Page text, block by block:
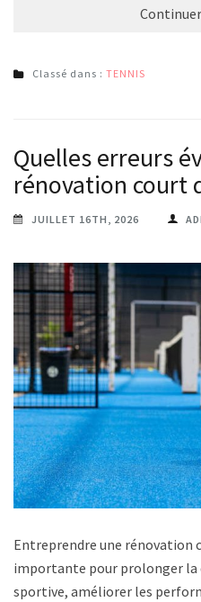
Classé dans : TENNIS
Quelles erreurs
rénovation court
JUILLET 16TH, 2026
Entreprendre une rénovation
importante pour prolonger la
sportive, améliorer les